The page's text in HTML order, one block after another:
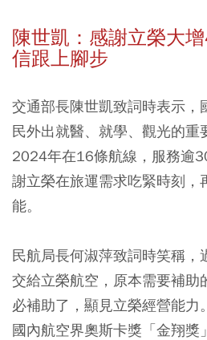
陳世凱：感謝立榮大
信跟上腳步
交通部長陳世凱致詞時表示，
民外出就醫、就學、觀光的重
2024年在16條航線，服務逾
謝立榮在旅運需求吃緊時刻，
能。
民航局長何淑萍致詞時笑稱，
交給立榮航空，原本需要補助
必補助了，顯見立榮經營能力
國內航空界奧斯卡獎「金翔獎